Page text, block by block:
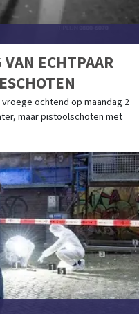
ECHTPAAR
vroege ochtend op maandag 2
maar pistoolschoten met